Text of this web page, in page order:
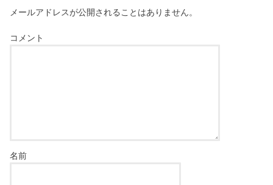
メールアドレスが公開されることはありません。
コメント
名前